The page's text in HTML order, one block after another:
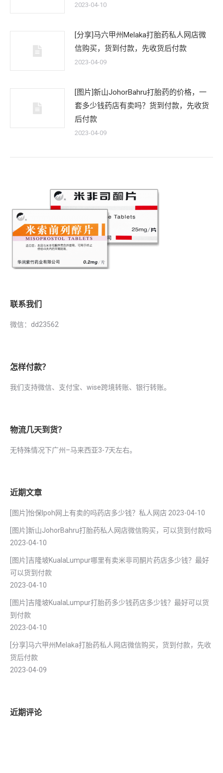
2023-04-10
[分享]马六甲州Melaka打胎药私人网店微
信购买，货到付款，先收货后付款
2023-04-09
[图片]新山JohorBahru打胎药的价格，一
套多少钱药店有卖吗？货到付款，先收货
后付款
2023-04-09
联系我们
微信：dd23562
怎样付款？
我们支持微信、支付宝、wise跨境转账、银行转账。
物流几天到货？
无特殊情况下广州–马来西亚3-7天左右。
近期文章
[图片]怡保lpoh网上有卖的吗药店多少钱？私人网店 2023-04-10
[图片]新山JohorBahru打胎药私人网店微信购买，可以货到付款吗
2023-04-10
[图片]吉隆坡KualaLumpur哪里有卖米非司酮片药店多少钱？最好
可以货到付款
2023-04-10
[图片]吉隆坡KualaLumpur打胎药多少钱药店多少钱？最好可以货
到付款
2023-04-10
[分享]马六甲州Melaka打胎药私人网店微信购买，货到付款，先收
货后付款
2023-04-09
近期评论